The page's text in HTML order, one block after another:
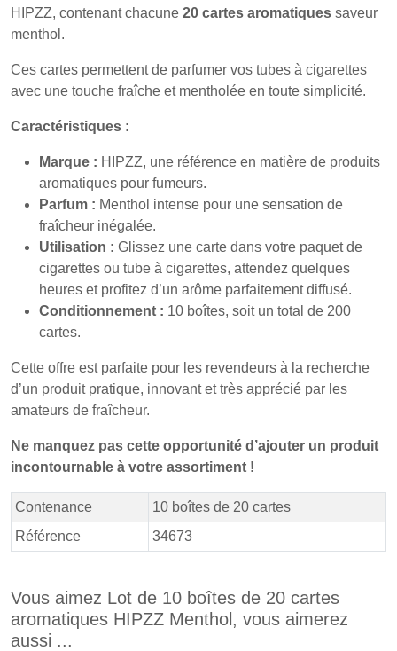
HIPZZ, contenant chacune 20 cartes aromatiques saveur
menthol.
Ces cartes permettent de parfumer vos tubes à cigarettes
avec une touche fraîche et mentholée en toute simplicité.
Caractéristiques :
Marque : HIPZZ, une référence en matière de produits
aromatiques pour fumeurs.
Parfum : Menthol intense pour une sensation de
fraîcheur inégalée.
Utilisation : Glissez une carte dans votre paquet de
cigarettes ou tube à cigarettes, attendez quelques
heures et profitez d’un arôme parfaitement diffusé.
Conditionnement : 10 boîtes, soit un total de 200
cartes.
Cette offre est parfaite pour les revendeurs à la recherche
d’un produit pratique, innovant et très apprécié par les
amateurs de fraîcheur.
Ne manquez pas cette opportunité d’ajouter un produit
incontournable à votre assortiment !
Contenance
10 boîtes de 20 cartes
Référence
34673
Vous aimez Lot de 10 boîtes de 20 cartes
aromatiques HIPZZ Menthol, vous aimerez
aussi ...